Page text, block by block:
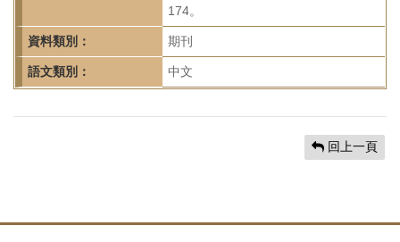
首
頁
174。
資料類別： 期刊
語文類別： 中文
回上一頁